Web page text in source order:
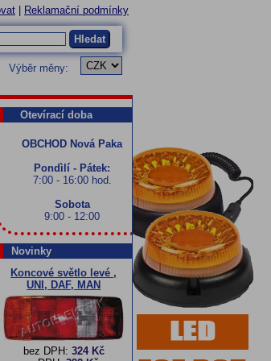
Reklamační podmínky
Hledat
Výběr měny:
Otevírací doba
OBCHOD Nová Paka
Pondìlí - Pátek:
7:00 - 16:00 hod.
Sobota
9:00 - 12:00
Novinky
Koncové světlo levé ,
UNI, DAF, MAN
bez DPH: 324 Kč